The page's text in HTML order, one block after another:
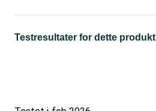
Testresultater for dette produkt